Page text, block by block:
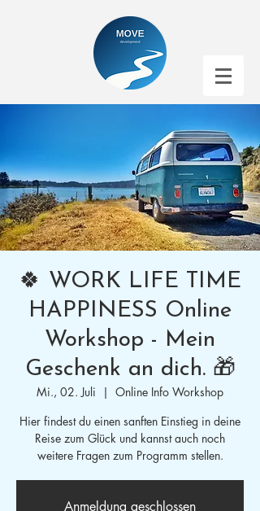
🍀 WORK LIFE TIME
HAPPINESS Online
Workshop - Mein
Geschenk an dich. 🎁
Mi., 02. Juli
  |
Online Info Workshop
Hier findest du einen sanften Einstieg in deine
Reise zum Glück und kannst auch noch
weitere Fragen zum Programm stellen.
Anmeldung geschlossen